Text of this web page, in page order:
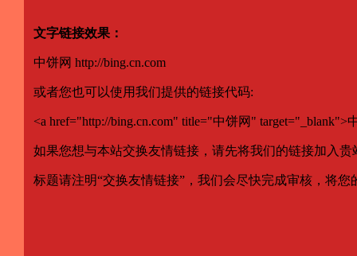
文字链接效果：
中饼网 http://bing.cn.com
或者您也可以使用我们提供的链接代码:
<a href="http://bing.cn.com" title="中饼网" target="_blank">
如果您想与本站交换友情链接，请先将我们的链接加入贵
标题请注明“交换友情链接”，我们会尽快完成审核，将